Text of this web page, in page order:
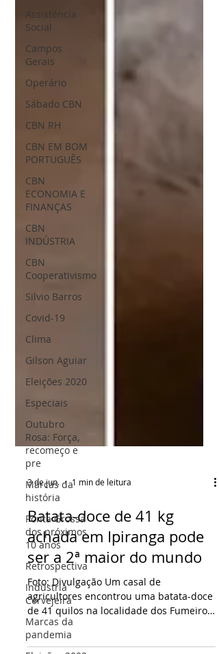
Assistência
Social
Campos
Gerais
Operário
Sábado CBN
CBN RH
CBN EM BOM
PORTUGUÊS
CBN
ECONOMIA E
FINANÇAS
CBN
INDÚSTRIA
CBN
Cooperativismo
Silvio Barros
Covid-19
Clima
Gilson Aguiar
Eleições 2020
Especiais
Outubro
Rosa: Força,
recomeço e
pre
Marcas da
história
Ponta Grossa
dos próximos
10 anos
Retrospectiva
Indústria
Cervejeira
Marcas da
pandemia
3 de jun. 1 min de leitura
Batata-doce de 41 kg
achada em Ipiranga pode
ser a 2ª maior do mundo
Foto: Divulgação Um casal de
agricultores encontrou uma batata-doce
de 41 quilos na localidade dos Fumeiros,